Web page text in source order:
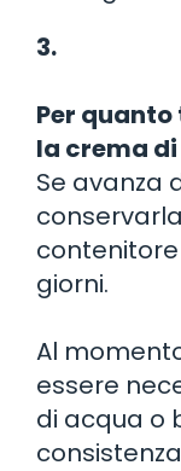
3.
Per
la crema
Se avanza
giorni.
Al
essere
di acqua o